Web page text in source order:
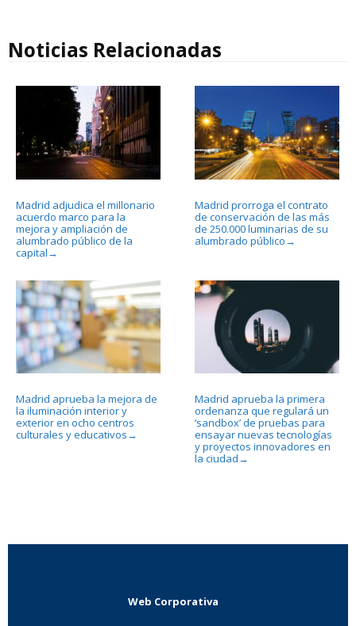
Noticias Relacionadas
Madrid adjudica el millonario
acuerdo marco para la
mejora y ampliación de
alumbrado público de la
capital →
Madrid prorroga el contrato
de conservación de las más
de 250.000 luminarias de su
alumbrado público →
Madrid aprueba la mejora de
la iluminación interior y
exterior en ocho centros
culturales y educativos →
Madrid aprueba la primera
ordenanza que regulará un
‘sandbox’ de pruebas para
ensayar nuevas tecnologías
y proyectos innovadores en
la ciudad →
Web Corporativa